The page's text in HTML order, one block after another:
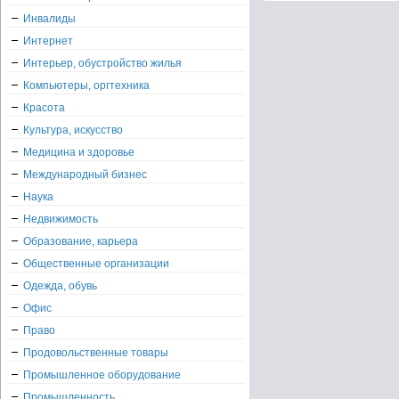
Инвалиды
Интернет
Интерьер, обустройство жилья
Компьютеры, оргтехника
Красота
Культура, искусство
Медицина и здоровье
Международный бизнес
Наука
Недвижимость
Образование, карьера
Общественные организации
Одежда, обувь
Офис
Право
Продовольственные товары
Промышленное оборудование